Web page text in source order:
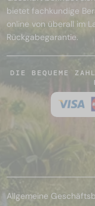
bietet fachkundige
online von überall im
Rückgabegarantie.
DIE BEQUEME
Allgemeine